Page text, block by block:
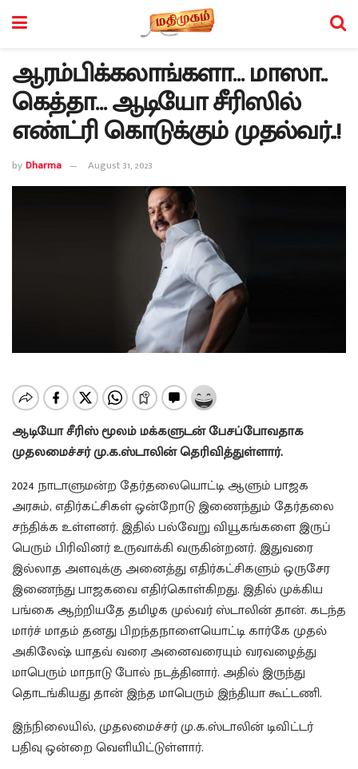
ஆரம்பிக்கலாங்களா… மாஸா..
கெத்தா… ஆடியோ சீரிஸில்
எண்ட்ரி கொடுக்கும் முதல்வர்..!
byDharma August 31, 2023
ஆடியோ சீரிஸ் மூலம் மக்களுடன் பேசப்போவதாக
முதலமைச்சர் மு.க.ஸ்டாலின் தெரிவித்துள்ளார்.
2024 நாடாளுமன்ற தேர்தலையொட்டி ஆளும் பாஜக
அரசும், எதிர்கட்சிகள் ஒன்றோடு இணைந்தும் தேர்தலை
சந்திக்க உள்ளனர். இதில் பல்வேறு வியூகங்களை இருப்
பெரும் பிரிவினர் உருவாக்கி வருகின்றனர். இதுவரை
இல்லாத அளவுக்கு அனைத்து எதிர்கட்சிகளும் ஒருசேர
இணைந்து பாஜகவை எதிர்கொள்கிறது. இதில் முக்கிய
பங்கை ஆற்றியதே தமிழக முல்வர் ஸ்டாலின் தான். கடந்த
மார்ச் மாதம் தனது பிறந்தநாளையொட்டி கார்கே முதல்
அகிலேஷ் யாதவ் வரை அனைவரையும் வரவழைத்து
மாபெரும் மாநாடு போல் நடத்தினார். அதில் இருந்து
தொடங்கியது தான் இந்த மாபெரும் இந்தியா கூட்டணி.
இந்நிலையில், முதலமைச்சர் மு.க.ஸ்டாலின் டிவிட்டர்
பதிவு ஒன்றை வெளியிட்டுள்ளார்.